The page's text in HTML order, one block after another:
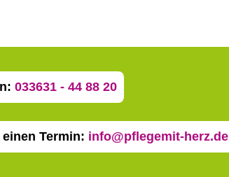
033631 - 44 88 20
Termin: info@pflegemit-herz.de